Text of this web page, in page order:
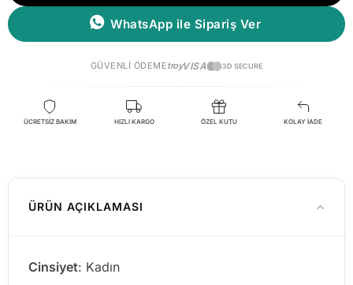
WhatsApp ile Sipariş Ver
GÜVENLI ÖDEMEtroyVISA 3D SECURE
ÜCRETSİZ BAKIM HIZLI KARGO ÖZEL KUTU KOLAY İADE
ÜRÜN AÇIKLAMASI
Cinsiyet: Kadın